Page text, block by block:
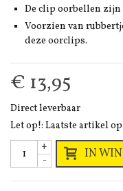
De clip oorbellen
Voorzien van
deze oorclips.
€ 13,95
Direct leverbaar
Let op!: Laatste artikel
-
+ IN